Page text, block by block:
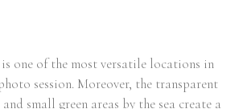
one of the most versatile locations in
session. Moreover, the transparent
small green areas by the sea create a